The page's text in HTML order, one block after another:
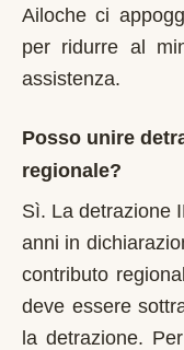
Ailoche ci
per ridurre al
assistenza.
Posso unire
regionale?
Sì. La detrazione
anni in
contributo
deve essere
la detrazione.